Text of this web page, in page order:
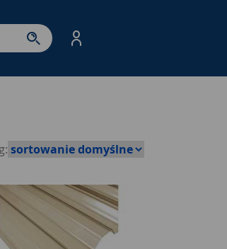
produktów. Spacja – otwórz/